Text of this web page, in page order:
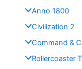
Anno 1800
Civilization 2
Command &
Rollercoaster